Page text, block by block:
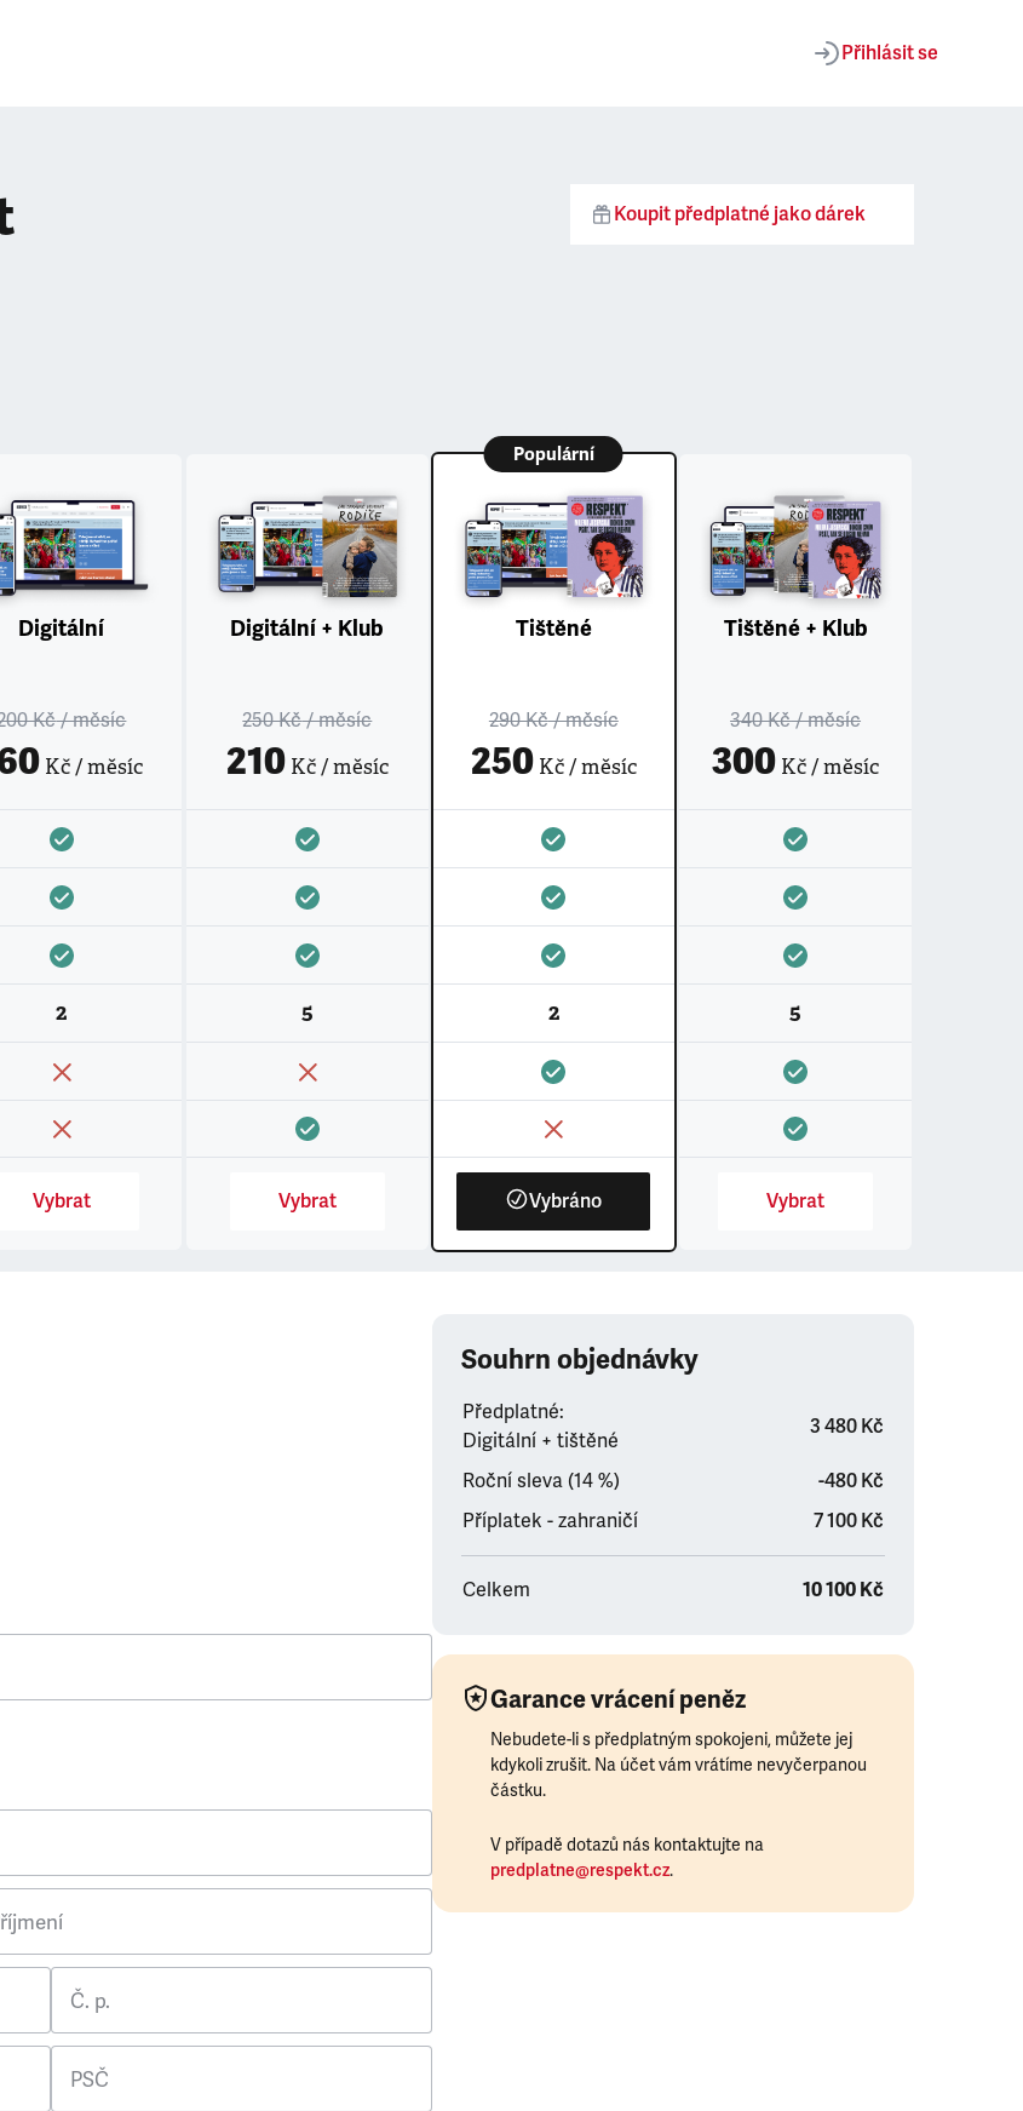
Přihlásit se
Koupit předplatné jako dárek
Digitální
Kč/ měsíc
Kč / měsíc
2
Vybrat
Digitální + Klub
250 Kč/ měsíc
210Kč / měsíc
5
Vybrat
Populární
Tištěné
290 Kč/ měsíc
250Kč / měsíc
2
Vybráno
Tištěné + Klub
340 Kč/ měsíc
300 Kč / měsíc
5
Vybrat
Č. p.
PSČ
Souhrn objednávky
Předplatné:
Digitální + tištěné
3 480 Kč
Roční sleva (14 %)
-480 Kč
Příplatek - zahraničí
7 100 Kč
Celkem 10 100 Kč
Garance vrácení peněz
Nebudete-li s předplatným spokojeni, můžete jej
kdykoli zrušit. Na účet vám vrátíme nevyčerpanou
částku.
V případě dotazů nás kontaktujte na
predplatne@respekt.cz.